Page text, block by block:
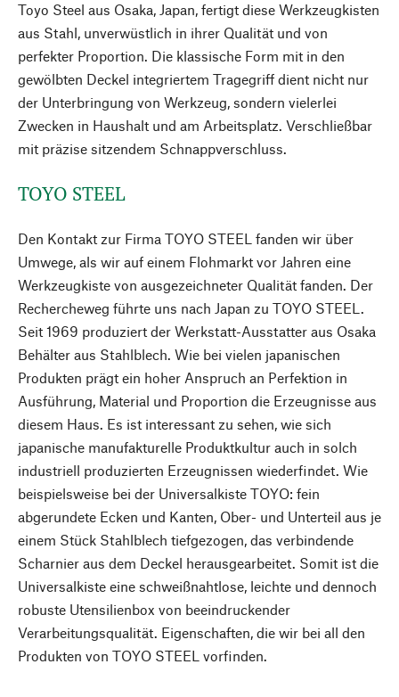
Toyo Steel aus Osaka, Japan, fertigt diese Werkzeugkisten
aus Stahl, unverwüstlich in ihrer Qualität und von
perfekter Proportion. Die klassische Form mit in den
gewölbten Deckel integriertem Tragegriff dient nicht nur
der Unterbringung von Werkzeug, sondern vielerlei
Zwecken in Haushalt und am Arbeitsplatz. Verschließbar
mit präzise sitzendem Schnappverschluss.
TOYO STEEL
Den Kontakt zur Firma TOYO STEEL fanden wir über
Umwege, als wir auf einem Flohmarkt vor Jahren eine
Werkzeugkiste von ausgezeichneter Qualität fanden. Der
Rechercheweg führte uns nach Japan zu TOYO STEEL.
Seit 1969 produziert der Werkstatt-Ausstatter aus Osaka
Behälter aus Stahlblech. Wie bei vielen japanischen
Produkten prägt ein hoher Anspruch an Perfektion in
Ausführung, Material und Proportion die Erzeugnisse aus
diesem Haus. Es ist interessant zu sehen, wie sich
japanische manufakturelle Produktkultur auch in solch
industriell produzierten Erzeugnissen wiederfindet. Wie
beispielsweise bei der Universalkiste TOYO: fein
abgerundete Ecken und Kanten, Ober- und Unterteil aus je
einem Stück Stahlblech tiefgezogen, das verbindende
Scharnier aus dem Deckel herausgearbeitet. Somit ist die
Universalkiste eine schweißnahtlose, leichte und dennoch
robuste Utensilienbox von beeindruckender
Verarbeitungsqualität. Eigenschaften, die wir bei all den
Produkten von TOYO STEEL vorfinden.